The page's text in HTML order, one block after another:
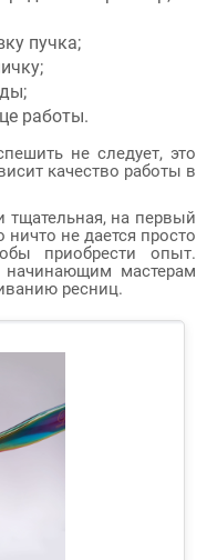
пучка;
работы.
не следует, это
качество работы в
тщательная, на первый
не дается просто
приобрести опыт.
мастерам
ресниц.